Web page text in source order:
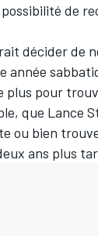
de
décider de
année
plus pour
que Lance
ou bien
ans plus